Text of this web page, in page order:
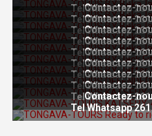
Tel Whatsapp
Contactez-
Tel Whatsapp
Contactez-
Tel Whatsapp
Contactez-
Tel Whatsapp
Contactez-
Tel Whatsapp
Contactez-
Tel Whatsapp
Contactez-
Tel Whatsapp
Contactez-
Tel Whatsapp
Contactez-
Tel Whatsapp
Contactez-
Tel Whatsapp